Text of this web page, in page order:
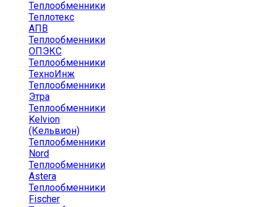
Теплообменники
Теплотекс
АПВ
Теплообменники
ОПЭКС
Теплообменники
ТехноИнж
Теплообменники
Этра
Теплообменники
Kelvion
(Кельвион)
Теплообменники
Nord
Теплообменники
Astera
Теплообменники
Fischer